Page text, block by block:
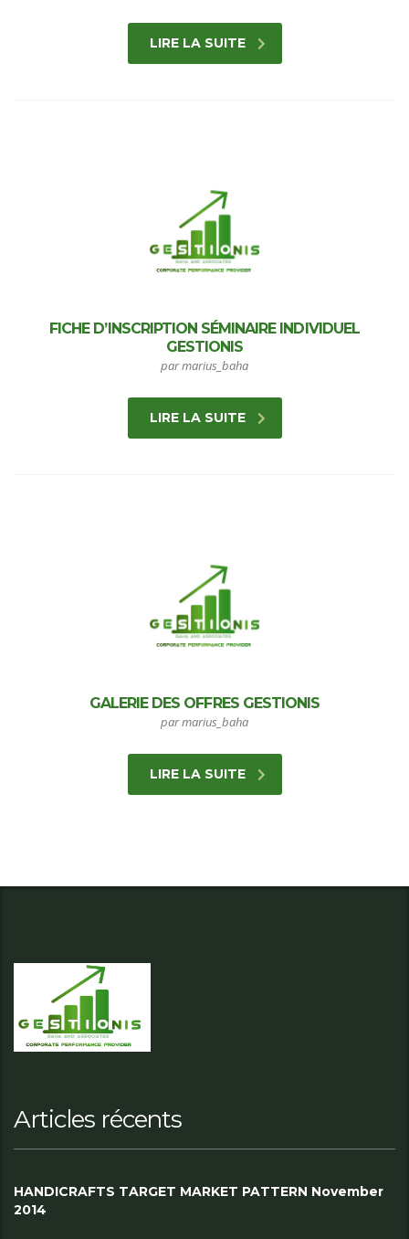
LIRE LA SUITE
FICHE D’INSCRIPTION SÉMINAIRE INDIVIDUEL
GESTIONIS
par marius_baha
LIRE LA SUITE
GALERIE DES OFFRES GESTIONIS
par marius_baha
LIRE LA SUITE
Articles récents
HANDICRAFTS TARGET MARKET PATTERN November
2014